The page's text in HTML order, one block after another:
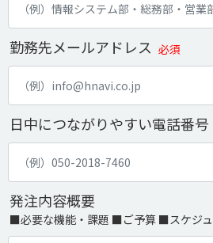
勤務先メールアドレス 必須
日中につながりやすい電話番号
発注内容概要
■必要な機能・課題 ■ご予算 ■スケジ